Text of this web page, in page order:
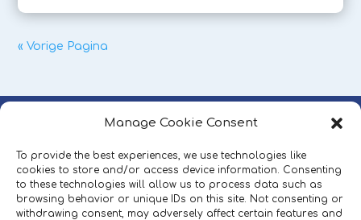
Manage Cookie Consent
To provide the best experiences, we use technologies like
cookies to store and/or access device information. Consenting
to these technologies will allow us to process data such as
browsing behavior or unique IDs on this site. Not consenting or
withdrawing consent, may adversely affect certain features and
« Vorige Pagina